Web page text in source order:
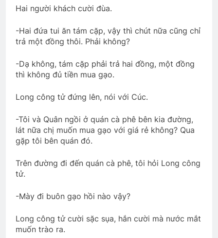
Hai người khách cười đùa.
-Hai đứa tui ăn tám cặp, vậy thì chút nữa cũng chỉ
trả một đồng thôi. Phải không?
-Dạ không, tám cặp phải trả hai đồng, một đồng
thì không đủ tiền mua gạo.
Long công tử đứng lên, nói với Cúc.
-Tôi và Quân ngồi ở quán cà phê bên kia đường,
lát nữa chị muốn mua gạo với giá rẻ không? Qua
gặp tôi bên quán đó.
Trên đường đi đến quán cà phê, tôi hỏi Long công
tử.
-Mày đi buôn gạo hồi nào vậy?
Long công tử cười sặc sụa, hắn cười mà nước mắt
muốn trào ra.